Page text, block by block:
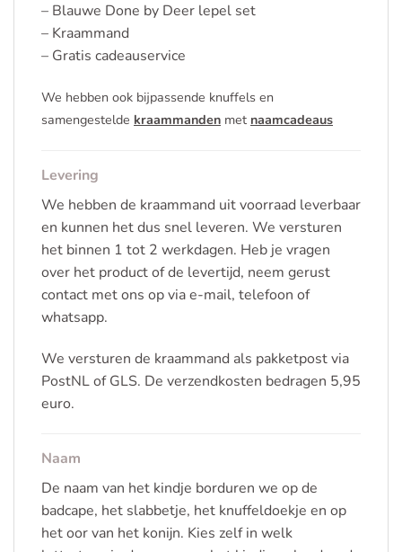
– Blauwe Done by Deer lepel set
– Kraammand
– Gratis cadeauservice
We hebben ook bijpassende knuffels en
samengestelde kraammanden met naamcadeaus
Levering
We hebben de kraammand uit voorraad leverbaar
en kunnen het dus snel leveren. We versturen
het binnen 1 tot 2 werkdagen. Heb je vragen
over het product of de levertijd, neem gerust
contact met ons op via e-mail, telefoon of
whatsapp.
We versturen de kraammand als pakketpost via
PostNL of GLS. De verzendkosten bedragen 5,95
euro.
Naam
De naam van het kindje borduren we op de
badcape, het slabbetje, het knuffeldoekje en op
het oor van het konijn. Kies zelf in welk